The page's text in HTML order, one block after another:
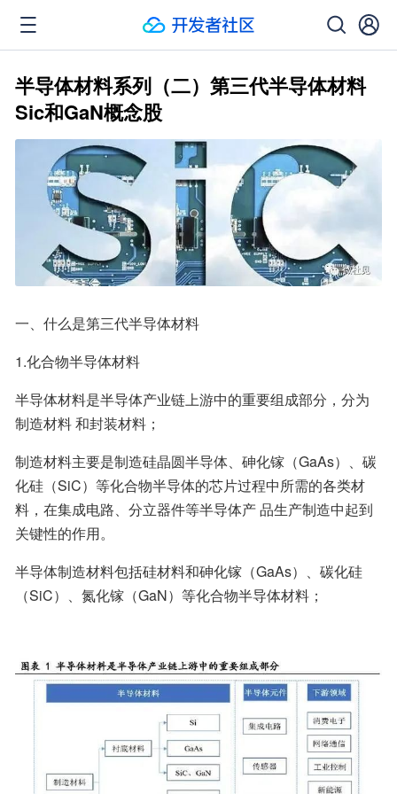
半导体材料系列（二）第三代半导体材料
Sic和GaN概念股
一、什么是第三代半导体材料
1.化合物半导体材料
半导体材料是半导体产业链上游中的重要组成部分，分为
制造材料 和封装材料；
制造材料主要是制造硅晶圆半导体、砷化镓（GaAs）、碳
化硅（SiC）等化合物半导体的芯片过程中所需的各类材
料，在集成电路、分立器件等半导体产 品生产制造中起到
关键性的作用。
半导体制造材料包括硅材料和砷化镓（GaAs）、碳化硅
（SiC）、氮化镓（GaN）等化合物半导体材料；